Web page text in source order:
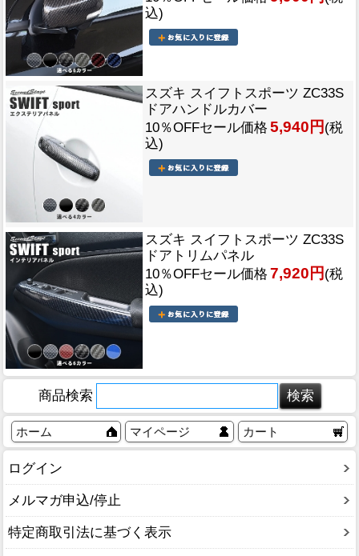
込)
スズキ スイフトスポーツ ZC33S
ドアハンドルカバー
10％OFFセール価格 5,940円 (税
込)
スズキ スイフトスポーツ ZC33S
ドアトリムパネル
10％OFFセール価格 7,920円 (税
込)
商品検索
ホーム マイページ カート
ログイン
メルマガ申込/停止
特定商取引法に基づく表示